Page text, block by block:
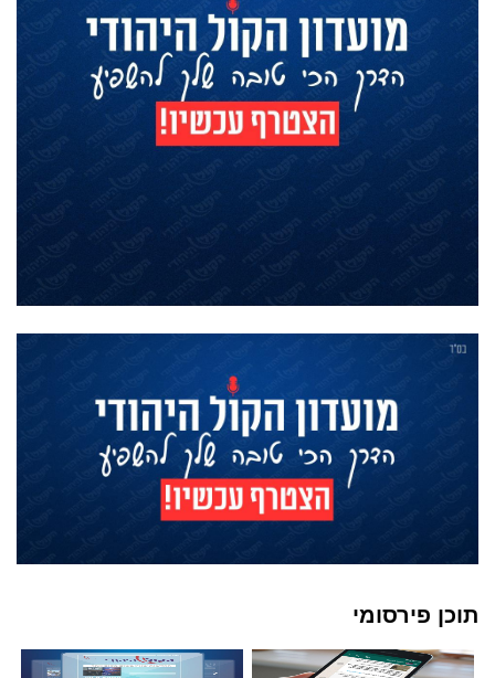
תוכן פירסומי